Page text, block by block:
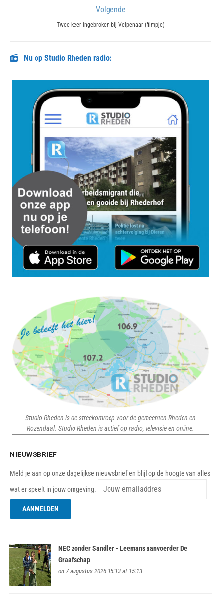
Volgende
Next
Twee keer ingebroken bij Velpenaar (filmpje)
Nu op Studio Rheden radio:
Studio Rheden is de streekomroep voor de gemeenten Rheden en
Rozendaal. Studio Rheden is actief op radio, televisie en online.
NIEUWSBRIEF
Meld je aan op onze dagelijkse nieuwsbrief en blijf op de hoogte van alles
wat er speelt in jouw omgeving.
NEC zonder Sandler • Leemans aanvoerder De
Graafschap
on 7 augustus 2026 15:13 at 15:13